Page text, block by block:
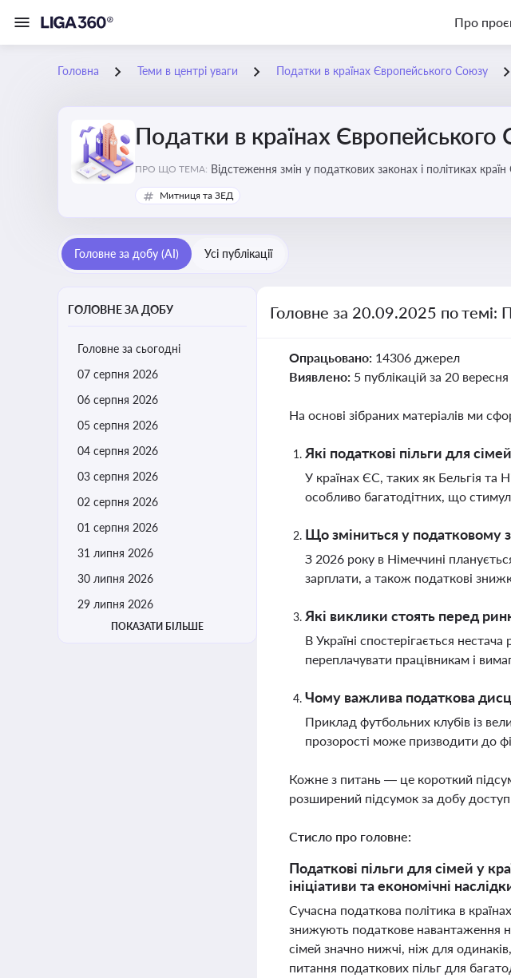
Про
Головна Теми в центрі уваги Податки в країнах Європейського Союзу
Податки в країнах Європейського
ПРО ЩО ТЕМА: Відстеження змін у податкових законах і політиках
Митниця та ЗЕД
Головне за добу (AI) Усі публікації
ГОЛОВНЕ ЗА ДОБУ
Головне за сьогодні
07 серпня 2026
06 серпня 2026
05 серпня 2026
04 серпня 2026
03 серпня 2026
02 серпня 2026
01 серпня 2026
31 липня 2026
30 липня 2026
29 липня 2026
ПОКАЗАТИ БІЛЬШЕ
Головне за 20.09.2025 по темі:
Опрацьовано: 14306 джерел
Виявлено: 5 публікацій за 20 вересня
На основі зібраних матеріалів ми
Які податкові пільги для
У країнах ЄС, таких як Бельгія та
особливо багатодітних, що
Що зміниться у податковому
З 2026 року в Німеччині
зарплати, а також податкові
Які виклики стоять перед
В Україні спостерігається
переплачувати працівникам і
Чому важлива податкова
Приклад футбольних клубів із
прозорості може призводити до
Кожне з питань — це короткий
розширений підсумок за добу
Стисло про головне:
Податкові пільги для сімей у
ініціативи та економічні
Сучасна податкова політика в
знижують податкове навантаження
сімей значно нижчі, ніж для
питання податкових пільг для